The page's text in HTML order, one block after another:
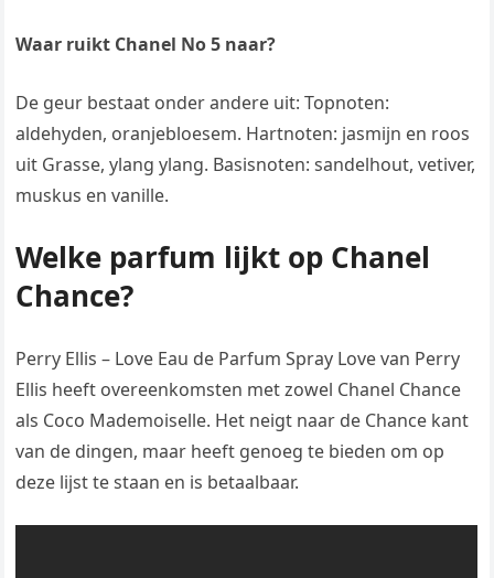
Waar ruikt Chanel No 5 naar?
De geur bestaat onder andere uit: Topnoten:
aldehyden, oranjebloesem. Hartnoten: jasmijn en roos
uit Grasse, ylang ylang. Basisnoten: sandelhout, vetiver,
muskus en vanille.
Welke parfum lijkt op Chanel
Chance?
Perry Ellis – Love Eau de Parfum Spray Love van Perry
Ellis heeft overeenkomsten met zowel Chanel Chance
als Coco Mademoiselle. Het neigt naar de Chance kant
van de dingen, maar heeft genoeg te bieden om op
deze lijst te staan ​​en is betaalbaar.